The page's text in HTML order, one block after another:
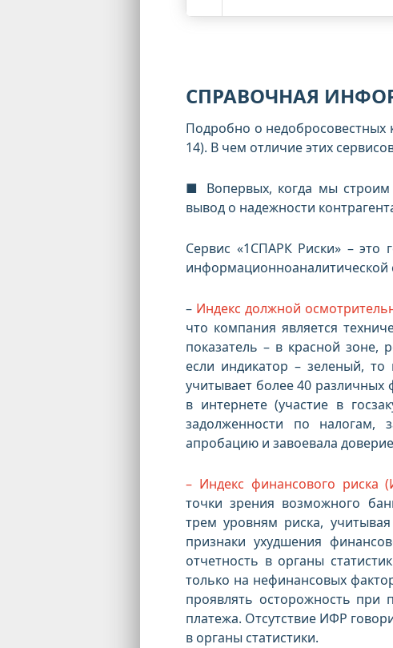
СПРАВОЧНАЯ
Подробно о недобросовестных
14). В чем отличие этих
■ Вопервых, когда мы строим
вывод о надежности
Сервис «1СПАРК Риски» – это
– Индекс должной
что компания является
показатель – в красной зоне,
если индикатор – зеленый,
учитывает более 40 различных
в интернете (участие в
задолженности по
апробацию и завоевала
– Индекс финансового риска
точки зрения возможного
трем уровням риска,
признаки ухудшения
отчетность в органы
только на нефинансовых
проявлять осторожность при
платежа. Отсутствие ИФР
в органы статистики.